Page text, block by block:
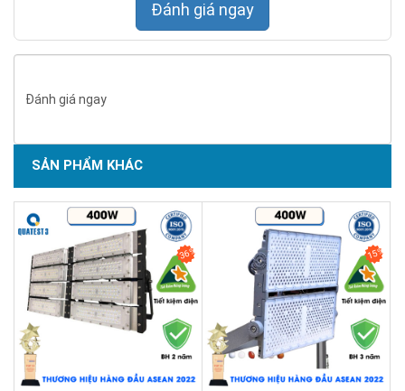
Tuổi thọ: 50000 giờ
Góc chùm sáng: 60° Cấp bảo vệ: IP 66
Đánh giá ngay
Đánh giá ngay
SẢN PHẨM KHÁC
36% 15%